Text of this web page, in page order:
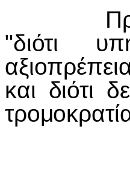
"διότι
και διότι